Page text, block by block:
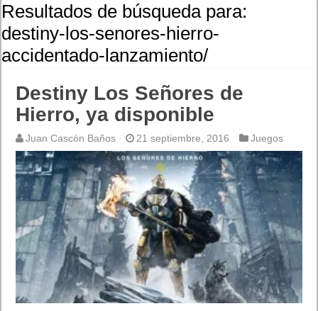
Resultados de búsqueda para:
destiny-los-senores-hierro-
accidentado-lanzamiento/
Destiny Los Señores de
Hierro, ya disponible
Juan Cascón Baños 21 septiembre, 2016 Juegos